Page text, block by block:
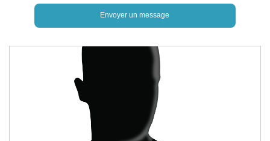
Envoyer un message